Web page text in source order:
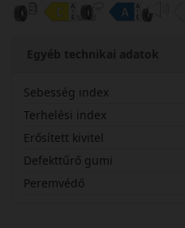
Egyéb technikai adatok
Sebesség index
Terhelési index
Erősített kivitel
Defekttűrő gumi
Peremvédő